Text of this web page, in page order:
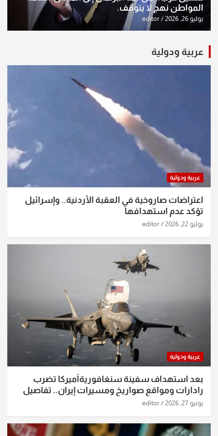
المواطن نهج لا يتوقف.
يوليو 26, 2026 editor
عربية ودولية
عربية ودولية
اعتراضات صاروخية في العقبة الأردنية.. وإسرائيل
تؤكد عدم استهدافها
يوليو 22, 2026 editor
عربية ودولية
بعد استهداف سفينة سنغافوريةأميركا تضرب
رادارات ومواقع صواريخ ومسيرات إيران.. تفاصيل
الساعات الماضية
يونيو 27, 2026 editor